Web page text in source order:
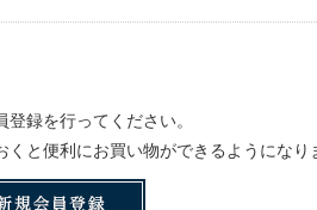
録を行ってください。
くと便利にお買い物ができるようになり